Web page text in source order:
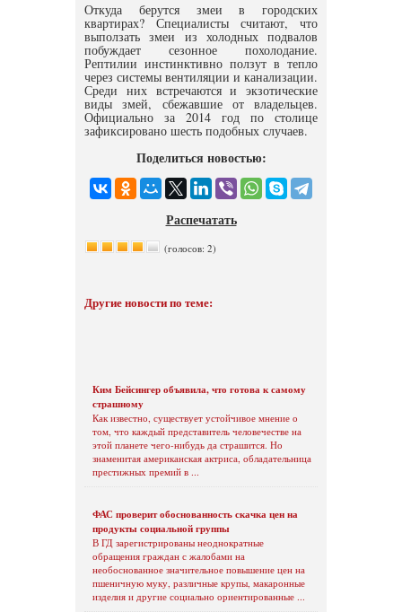
Откуда берутся змеи в городских
квартирах? Специалисты считают, что
выползать змеи из холодных подвалов
побуждает сезонное похолодание.
Рептилии инстинктивно ползут в тепло
через системы вентиляции и канализации.
Среди них встречаются и экзотические
виды змей, сбежавшие от владельцев.
Официально за 2014 год по столице
зафиксировано шесть подобных случаев.
Поделиться новостью:
Распечатать
(голосов: 2)
Другие новости по теме:
Ким Бейсингер объявила, что готова к самому
страшному
Как известно, существует устойчивое мнение о
том, что каждый представитель человечестве на
этой планете чего-нибудь да страшится. Но
знаменитая американская актриса, обладательница
престижных премий в ...
ФАС проверит обоснованность скачка цен на
продукты социальной группы
В ГД зарегистрированы неоднократные
обращения граждан с жалобами на
необоснованное значительное повышение цен на
пшеничную муку, различные крупы, макаронные
изделия и другие социально ориентированные ...